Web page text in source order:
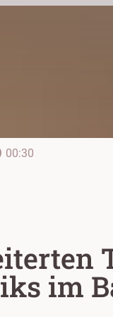
00:30
im